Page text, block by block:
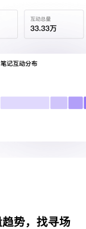
势，找寻场